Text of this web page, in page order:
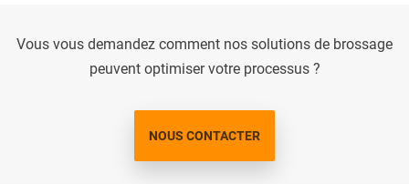
Vous vous demandez comment nos solutions de brossage
peuvent optimiser votre processus ?
NOUS CONTACTER